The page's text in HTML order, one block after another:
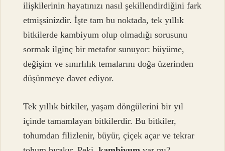
ilişkilerinin hayatınızı nasıl şekillendirdiğini fark
etmişsinizdir. İşte tam bu noktada, tek yıllık
bitkilerde kambiyum olup olmadığı sorusunu
sormak ilginç bir metafor sunuyor: büyüme,
değişim ve sınırlılık temalarını doğa üzerinden
düşünmeye davet ediyor.
Tek yıllık bitkiler, yaşam döngülerini bir yıl
içinde tamamlayan bitkilerdir. Bu bitkiler,
tohumdan filizlenir, büyür, çiçek açar ve tekrar